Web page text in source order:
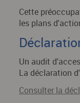
Cette
les plans
Un audit
La déclaration
Consulter la